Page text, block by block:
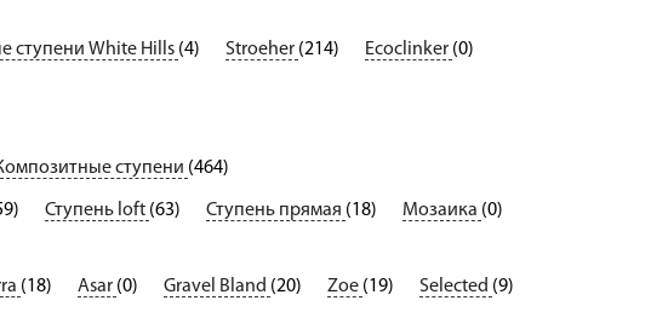
ступени White Hills (4) Stroeher (214) Ecoclinker (0)
ступени (464)
Ступень loft (63) Ступень прямая (18) Мозаика (0)
(18) Asar (0) Gravel Bland (20) Zoe (19) Selected (9)